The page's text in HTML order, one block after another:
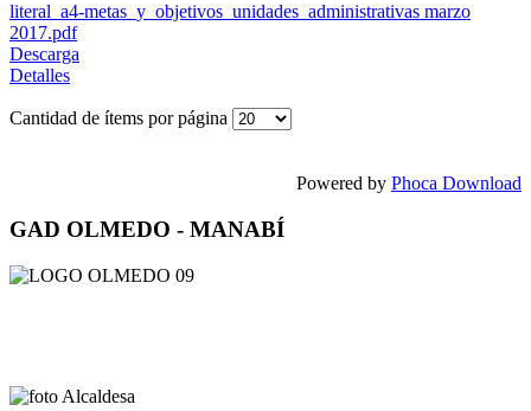
literal_a4-metas_y_objetivos_unidades_administrativas marzo
2017.pdf
Descarga
Detalles
Cantidad de ítems por página
Powered by Phoca Download
GAD OLMEDO - MANABÍ